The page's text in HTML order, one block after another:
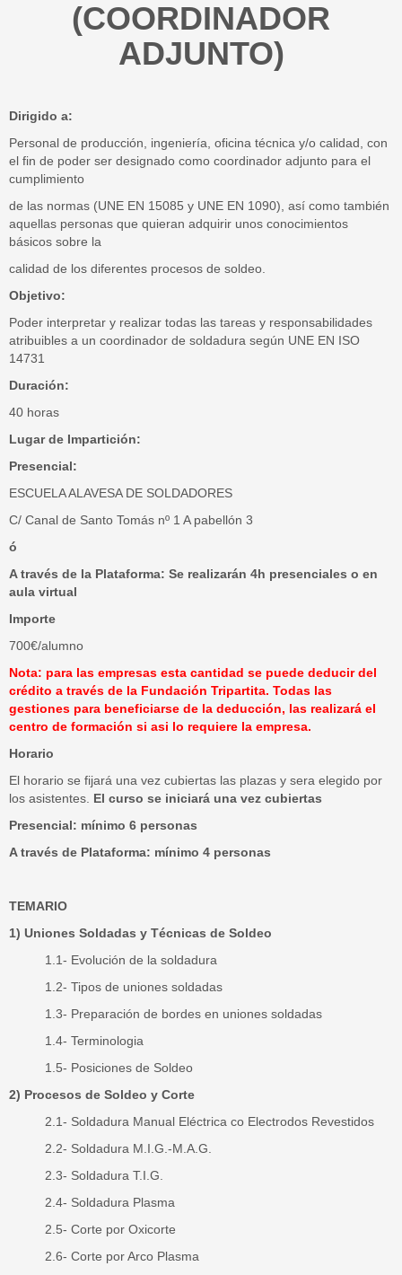
(COORDINADOR
ADJUNTO)
Dirigido a:
Personal de producción, ingeniería, oficina técnica y/o calidad, con
el fin de poder ser designado como coordinador adjunto para el
cumplimiento
de las normas (UNE EN 15085 y UNE EN 1090), así como también
aquellas personas que quieran adquirir unos conocimientos
básicos sobre la
calidad de los diferentes procesos de soldeo.
Objetivo:
Poder interpretar y realizar todas las tareas y responsabilidades
atribuibles a un coordinador de soldadura según UNE EN ISO
14731
Duración:
40 horas
Lugar de Impartición:
Presencial:
ESCUELA ALAVESA DE SOLDADORES
C/ Canal de Santo Tomás nº 1 A pabellón 3
ó
A través de la Plataforma: Se realizarán 4h presenciales o en
aula virtual
Importe
700€/alumno
Nota: para las empresas esta cantidad se puede deducir del
crédito a través de la Fundación Tripartita. Todas las
gestiones para beneficiarse de la deducción, las realizará el
centro de formación si asi lo requiere la empresa.
Horario
El horario se fijará una vez cubiertas las plazas y sera elegido por
los asistentes. El curso se iniciará una vez cubiertas
Presencial: mínimo 6 personas
A través de Plataforma: mínimo 4 personas
TEMARIO
1) Uniones Soldadas y Técnicas de Soldeo
1.1- Evolución de la soldadura
1.2- Tipos de uniones soldadas
1.3- Preparación de bordes en uniones soldadas
1.4- Terminologia
1.5- Posiciones de Soldeo
2) Procesos de Soldeo y Corte
2.1- Soldadura Manual Eléctrica co Electrodos Revestidos
2.2- Soldadura M.I.G.-M.A.G.
2.3- Soldadura T.I.G.
2.4- Soldadura Plasma
2.5- Corte por Oxicorte
2.6- Corte por Arco Plasma